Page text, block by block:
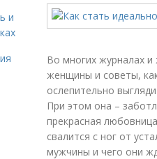
Во многих журналах
женщины и советы,
ослепительно
При этом она –
прекрасная
свалится с ног от
мужчины и чего они
и